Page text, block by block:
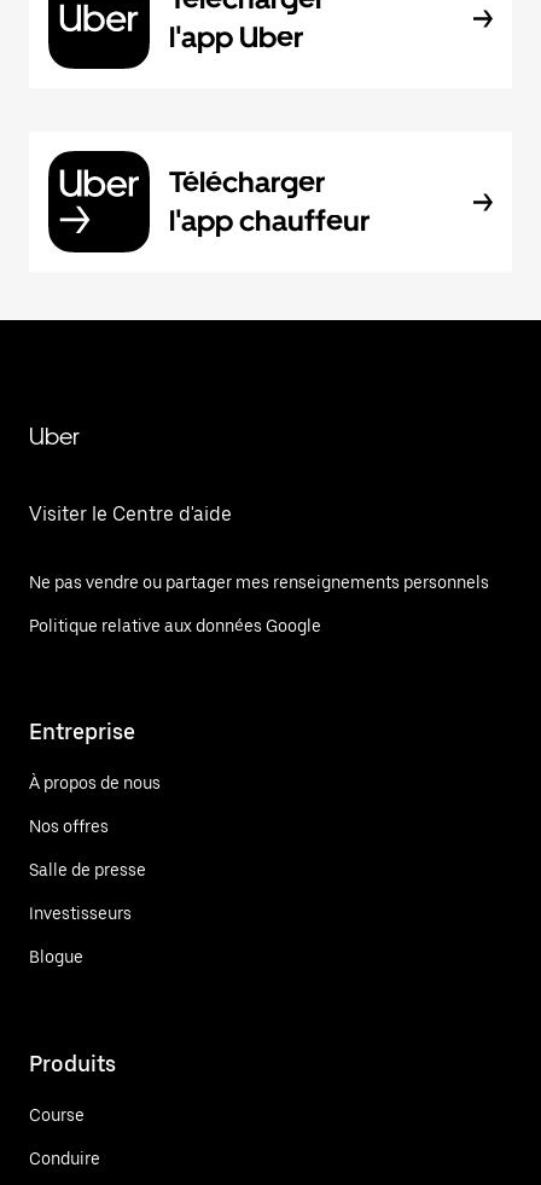
l'app Uber
Télécharger
l'app chauffeur
Uber
Visiter le Centre d'aide
Ne pas vendre ou partager mes renseignements personnels
Politique relative aux données Google
Entreprise
À propos de nous
Nos offres
Salle de presse
Investisseurs
Blogue
Produits
Course
Conduire